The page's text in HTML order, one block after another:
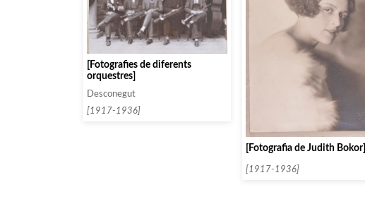
[Fotografies de diferents
orquestres]
Desconegut
[1917-1936]
[Fotografia de Judith Bokor]
[1917-1936]